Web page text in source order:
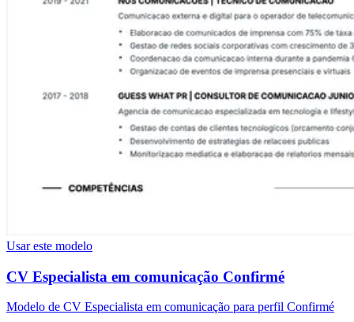
Usar este modelo
CV Especialista em comunicação Confirmé
Modelo de CV Especialista em comunicação para perfil Confirmé